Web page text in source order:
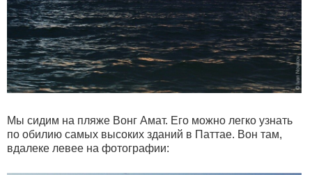
Мы сидим на пляже Вонг Амат. Его можно легко узнать
по обилию самых высоких зданий в Паттае. Вон там,
вдалеке левее на фотографии: